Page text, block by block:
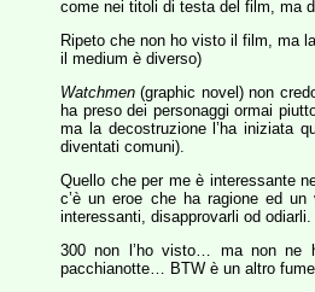
come nei titoli di testa del film, ma
Ripeto che non ho visto il film, ma
il medium è diverso)
Watchmen (graphic novel) non
ha preso dei personaggi ormai
ma la decostruzione l’ha iniziata
diventati comuni).
Quello che per me è interessante
c’è un eroe che ha ragione ed
interessanti, disapprovarli od
300 non l’ho visto… ma non ne
pacchianotte… BTW è un altro